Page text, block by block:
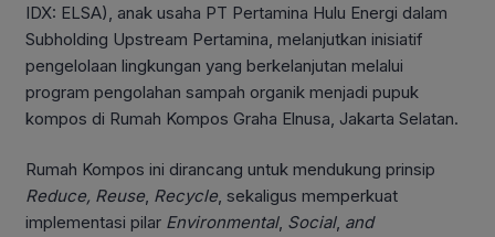
IDX: ELSA), anak usaha PT Pertamina Hulu Energi dalam
Subholding Upstream Pertamina, melanjutkan inisiatif
pengelolaan lingkungan yang berkelanjutan melalui
program pengolahan sampah organik menjadi pupuk
kompos di Rumah Kompos Graha Elnusa, Jakarta Selatan.
Rumah Kompos ini dirancang untuk mendukung prinsip
Reduce, Reuse, Recycle, sekaligus memperkuat
implementasi pilar Environmental, Social, and